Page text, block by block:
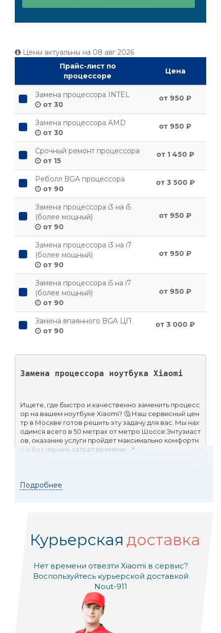
Цены актуальны на 08 авг 2026
Прайс-лист по
процессоре
Цена
Замена процессора INTEL
от 30
от 950 ₽
Замена процессора AMD
от 30
от 950 ₽
Срочный ремонт процессора
от 15
от 1 450 ₽
Реболл BGA процессора
от 90
от 3 500 ₽
Замена процессора i3 на i5
(более мощный)
от 90
от 950 ₽
Замена процессора i3 на i7
(более мощный)
от 90
от 950 ₽
Замена процессора i5 на i7
(более мощный)
от 90
от 950 ₽
Замена впаянного BGA ЦП
от 90
от 3 000 ₽
Замена процессора ноутбука Xiaomi
Ищете, где быстро и качественно заменить процесс
ор на вашем ноутбуке Xiaomi? 🤔 Наш сервисный цен
тр в Москве готов решить эту задачу для вас. Мы нах
одимся всего в 50 метрах от метро Шоссе Энтузиаст
ов, оказание услуги пройдёт максимально комфортн
о и без лишних затрат времени. 📍
Почему замена процессора актуальна?
обенно важно, если ваш ноутбук не справляется с с
овременными задачами, такими как редактирование
пки нового устройства, замена процессора помогае
т сэкономить и улучшить возможности вашего текущ
Наши преимущества
Подробнее
Курьерская доставка
Нет времени отвезти Xiaomi в сервис?
Воспользуйтесь курьерской доставкой
Nout-911